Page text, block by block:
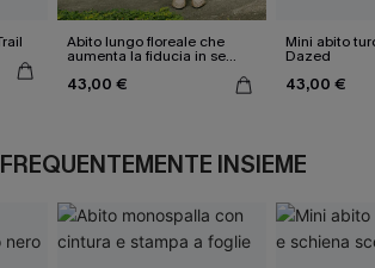
Abito lungo floreale che
aumenta la fiducia in se
43,00 €
Mini abito
Dazed
43,00 €
INSIEME